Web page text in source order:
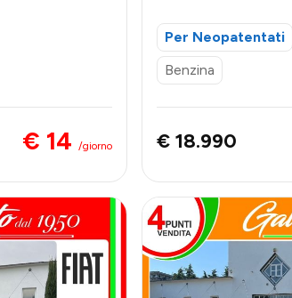
€ 14 /giorno
Per Neopatentati
Benzina
€ 18.990